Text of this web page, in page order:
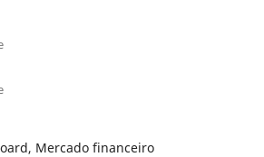
Mercado financeiro